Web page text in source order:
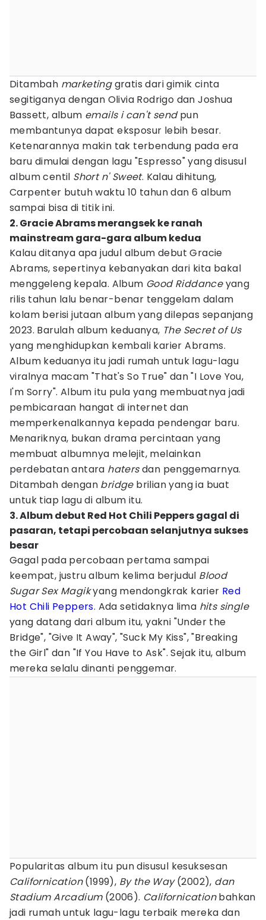
Ditambah marketinggratis dari gimik cinta
segitiganya dengan Olivia Rodrigo dan Joshua
Bassett, album emails i can't sendpun
membantunya dapat eksposur lebih besar.
Ketenarannya makin tak terbendung pada era
baru dimulai dengan lagu "Espresso" yang disusul
album centil Short n' Sweet. Kalau dihitung,
Carpenter butuh waktu 10 tahun dan 6 album
sampai bisa di titik ini.
2. Gracie Abrams merangsek ke ranah
mainstream gara-gara album kedua
Kalau ditanya apa judul album debut Gracie
Abrams, sepertinya kebanyakan dari kita bakal
menggeleng kepala. Album Good Riddanceyang
rilis tahun lalu benar-benar tenggelam dalam
kolam berisi jutaan album yang dilepas sepanjang
2023. Barulah album keduanya, The Secret of Us
yang menghidupkan kembali karier Abrams.
Album keduanya itu jadi rumah untuk lagu-lagu
viralnya macam "That's So True" dan "I Love You,
I'm Sorry". Album itu pula yang membuatnya jadi
pembicaraan hangat di internet dan
memperkenalkannya kepada pendengar baru.
Menariknya, bukan drama percintaan yang
membuat albumnya melejit, melainkan
perdebatan antara hatersdan penggemarnya.
Ditambah dengan bridgebrilian yang ia buat
untuk tiap lagu di album itu.
3. Album debut Red Hot Chili Peppers gagal di
pasaran, tetapi percobaan selanjutnya sukses
besar
Gagal pada percobaan pertama sampai
keempat, justru album kelima berjudul Blood
Sugar Sex Magikyang mendongkrak karier Red
Hot Chili Peppers. Ada setidaknya lima hits single
yang datang dari album itu, yakni "Under the
Bridge", "Give It Away", "Suck My Kiss", "Breaking
the Girl" dan "If You Have to Ask". Sejak itu, album
mereka selalu dinanti penggemar.
Popularitas album itu pun disusul kesuksesan
Californication(1999), By the Way(2002), dan
Stadium Arcadium(2006). Californicationbahkan
jadi rumah untuk lagu-lagu terbaik mereka dan